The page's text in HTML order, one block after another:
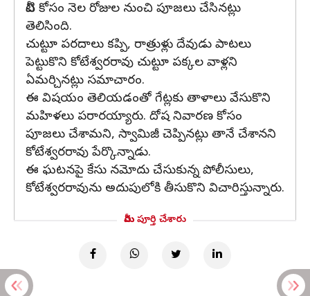
వీటి కోసం నెల రోజుల నుంచి పూజలు చేసినట్లు
తెలిసింది.
చుట్టూ పరదాలు కప్పి, రాత్రుళ్లు దేవుడు పాటలు
పెట్టుకొని కోటేశ్వరరావు చుట్టూ పక్కల వాళ్లని
ఏమర్చినట్లు సమాచారం.
ఈ విషయం తెలియడంతో గేట్లకు తాళాలు వేసుకొని
మహిళలు పరారయ్యారు. దోష నివారణ కోసం
పూజలు చేశామని, స్వామిజీ చెప్పినట్లు తానే చేశానని
కోటేశ్వరరావు పేర్కొన్నాడు.
ఈ ఘటనపై కేసు నమోదు చేసుకున్న పోలీసులు,
కోటేశ్వరరావును అదుపులోకి తీసుకొని విచారిస్తున్నారు.
మీరు పూర్తి చేశారు